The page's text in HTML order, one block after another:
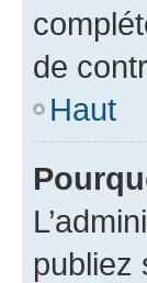
de
Haut
publiez